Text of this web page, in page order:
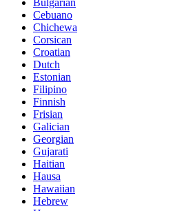
Bulgarian
Cebuano
Chichewa
Corsican
Croatian
Dutch
Estonian
Filipino
Finnish
Frisian
Galician
Georgian
Gujarati
Haitian
Hausa
Hawaiian
Hebrew